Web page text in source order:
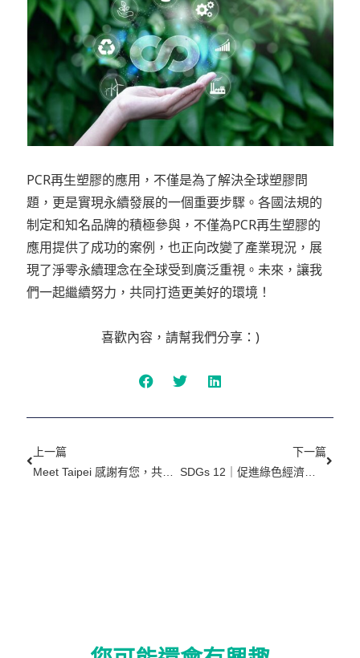
PCR再生塑膠的應用，不僅是為了解決全球塑膠問
題，更是實現永續發展的一個重要步驟。各國法規的
制定和知名品牌的積極參與，不僅為PCR再生塑膠的
應用提供了成功的案例，也正向改變了產業現況，展
現了淨零永續理念在全球受到廣泛重視。未來，讓我
們一起繼續努力，共同打造更美好的環境！
喜歡內容，請幫我們分享：)
上一篇
下一篇
SDGs 12｜促進綠色經濟，確保永續消費及生產模式